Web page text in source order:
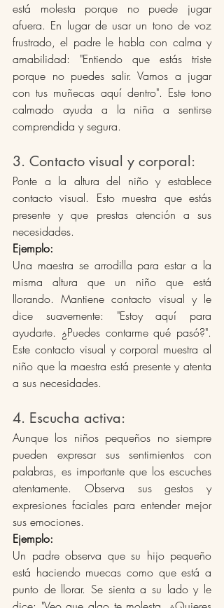
está molesta porque no puede jugar
afuera. En lugar de usar un tono de voz
frustrado, el padre le habla con calma y
amabilidad: "Entiendo que estás triste
porque no puedes salir. Vamos a jugar
con tus muñecas aquí dentro". Este tono
calmado ayuda a la niña a sentirse
comprendida y segura​.
3. Contacto visual y corporal:
Ponte a la altura del niño y establece
contacto visual. Esto muestra que estás
presente y que prestas atención a sus
necesidades.
Ejemplo:
Una maestra se arrodilla para estar a la
misma altura que un niño que está
llorando. Mantiene contacto visual y le
dice suavemente: "Estoy aquí para
ayudarte. ¿Puedes contarme qué pasó?".
Este contacto visual y corporal muestra al
niño que la maestra está presente y atenta
a sus necesidades​.
4. Escucha activa:
Aunque los niños pequeños no siempre
pueden expresar sus sentimientos con
palabras, es importante que los escuches
atentamente. Observa sus gestos y
expresiones faciales para entender mejor
sus emociones.
Ejemplo:
Un padre observa que su hijo pequeño
está haciendo muecas como que está a
punto de llorar. Se sienta a su lado y le